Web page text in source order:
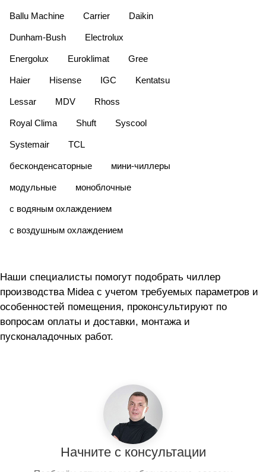
Ballu Machine Carrier Daikin
Dunham-Bush Electrolux
Energolux Euroklimat Gree
Haier Hisense IGC Kentatsu
Lessar MDV Rhoss
Royal Clima Shuft Syscool
Systemair TCL
бесконденсаторные мини-чиллеры
модульные моноблочные
с водяным охлаждением
с воздушным охлаждением
Наши специалисты помогут подобрать чиллер
производства Midea с учетом требуемых параметров и
особенностей помещения, проконсультируют по
вопросам оплаты и доставки, монтажа и
пусконаладочных работ.
Начните с консультации